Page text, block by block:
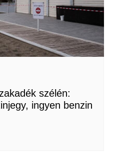
szélén:
ingyen benzin